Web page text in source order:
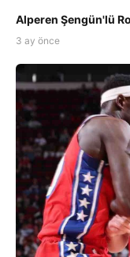
Alperen Şengün'lü
3 ay önce